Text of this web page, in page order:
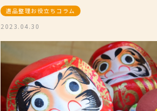
遺品整理お役立ちコラム
2023.04.30